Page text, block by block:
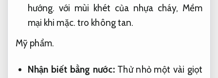
hướng. với mùi khét của nhựa cháy, Mềm
mại khi mặc. tro không tan.
Mỹ phẩm.
Nhận biết bằng nước:Thử nhỏ một vài giọt